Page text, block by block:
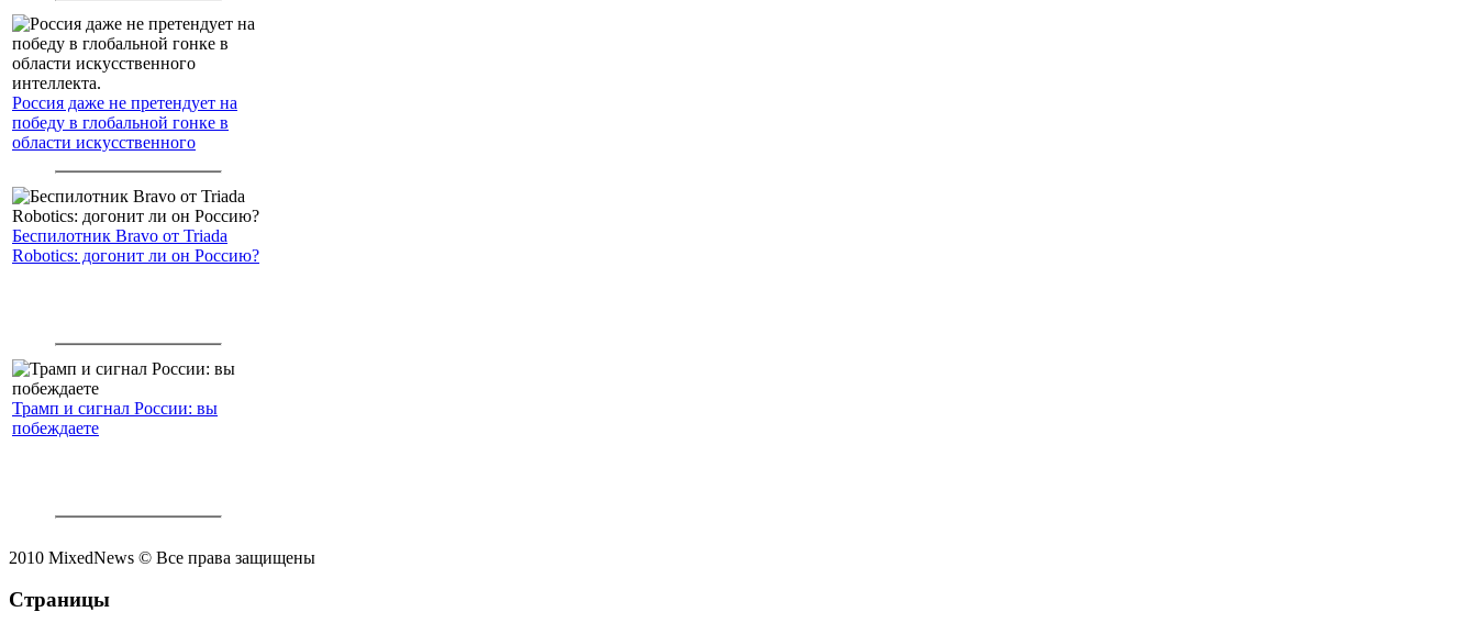
Россия даже не претендует на
победу в глобальной гонке в
области искусственного
Беспилотник Bravo от Triada
Robotics: догонит ли он Россию?
Трамп и сигнал России: вы
побеждаете
2010 MixedNews © Все права защищены
Страницы